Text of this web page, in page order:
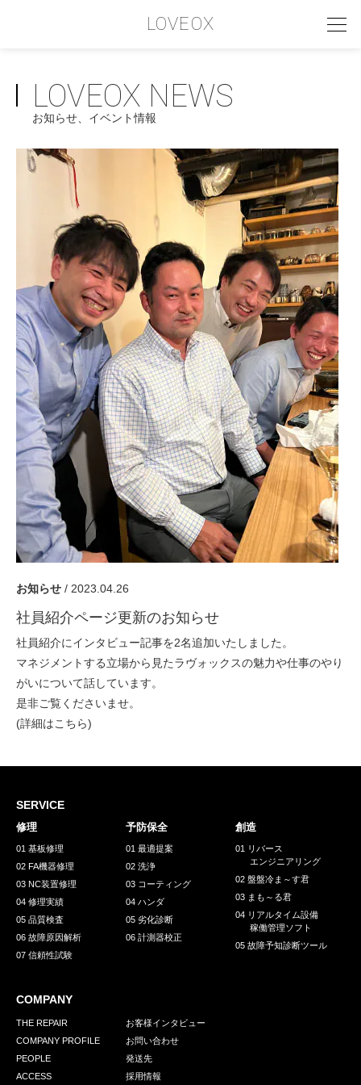
LOVEOX
PHILOSOPHY
フィロソフィー
COMPANY PROFILE
SERVICE
サービス内容
INTERVIEW
お客様インタビュー
RECRUIT
採用情報
GREEN CHALLENGE
環境への取り組み
お問い合わせ / 発送先
LOVEOX NEWS
お知らせ、イベント情報
お知らせ / 2023.04.26
社員紹介ページ更新のお知らせ
社員紹介にインタビュー記事を2名追加いたしました。
マネジメントする立場から見たラヴォックスの魅力や仕事のやり
がいについて話しています。
是非ご覧くださいませ。
(詳細はこちら)
SERVICE
修理
01 基板修理
02 FA機器修理
03 NC装置修理
04 修理実績
05 品質検査
06 故障原因解析
07 信頼性試験
予防保全
01 最適提案
02 洗浄
03 コーティング
04 ハンダ
05 劣化診断
06 計測器校正
創造
01 リバース
エンジニアリング
02 盤盤冷ま～す君
03 まも～る君
04 リアルタイム設備
稼働管理ソフト
05 故障予知診断ツール
COMPANY
THE REPAIR
COMPANY PROFILE
PEOPLE
ACCESS
お客様インタビュー
お問い合わせ
発送先
採用情報